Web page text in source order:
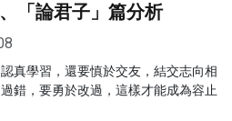
「論君子」篇分析
真學習，還要慎於交友，結交志向相
錯，要勇於改過，這樣才能成為容止